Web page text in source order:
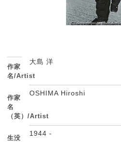
作家
名/Artist
大島 洋
作家
名
（英）/Artist
OSHIMA Hiroshi
生没
1944 -